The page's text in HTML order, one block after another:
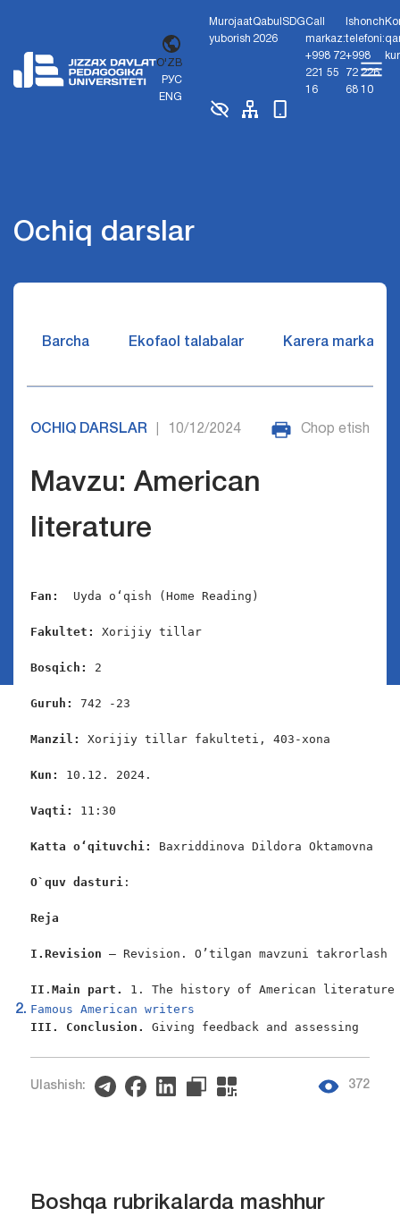
O'ZB
РУС
ENG
Murojaat
yuborish
Qabul
2026
SDGCall
markaz:
+998 72
221 55
16
Ishonch
telefoni:
+998
72 226
68 10
Ochiq darslar
Barcha Ekofaol talabalar Karera markazi
OCHIQ DARSLAR 10/12/2024 Chop etish
Mavzu: American
literature
Fan: Uyda o‘qish (Home Reading)
Fakultet: Xorijiy tillar
Bosqich: 2
Guruh: 742 -23
Manzil: Xorijiy tillar fakulteti, 403-xona
Kun: 10.12. 2024.
Vaqti: 11:30
Katta o‘qituvchi: Baxriddinova Dildora Oktamovna
O`quv dasturi:
Reja
I.Revision – Revision. O’tilgan mavzuni takrorlash
II . Main part.
1. The history of American literature
Famous American writers
III. Conclusion. Giving feedback and assessing
Ulashish: 372
Boshqa rubrikalarda mashhur